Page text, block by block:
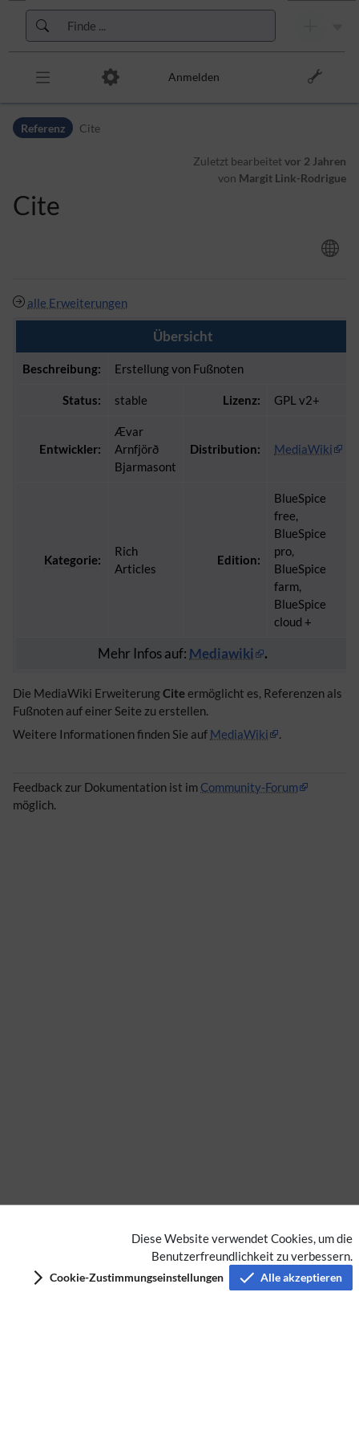
Diese Website verwendet Cookies, um die
Benutzerfreundlichkeit zu verbessern.
Cookie-Zustimmungseinstellungen Alle akzeptieren
Zur Kopfleiste
Zur Hauptnavigation
Zu den Seitenwerkzeugen
Anmelden
Referenz Cite
Zuletzt bearbeitetvor 2 Jahren
von Margit Link-Rodrigue
Cite
alle Erweiterungen
Übersicht
Beschreibung: Erstellung von Fußnoten
Status: stable Lizenz: GPL v2+
Entwickler:
Ævar
Arnfjörð
Bjarmasont
Distribution: MediaWiki
Kategorie:
Rich
Articles
Edition:
BlueSpice
free,
BlueSpice
pro,
BlueSpice
farm,
BlueSpice
cloud +
Mehr Infos auf: Mediawiki .
Die MediaWiki ErweiterungCiteermöglicht es, Referenzen als
Fußnoten auf einer Seite zu erstellen.
Weitere Informationen finden Sie auf MediaWiki .
Feedback zur Dokumentation ist im Community-Forum
möglich.